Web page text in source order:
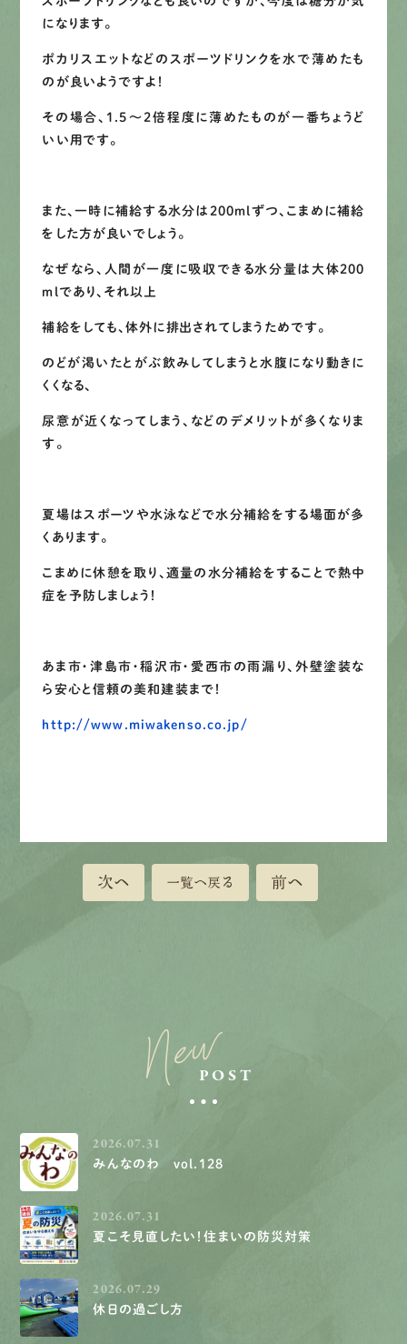
になります。
ポカリスエットなどのスポーツドリンクを水で薄めたも
のが良いようですよ！
その場合、1.5～2倍程度に薄めたものが一番ちょうど
いい用です。
また、一時に補給する水分は200ｍｌずつ、こまめに補給
をした方が良いでしょう。
なぜなら、人間が一度に吸収できる水分量は大体200
ｍｌであり、それ以上
補給をしても、体外に排出されてしまうためです。
のどが渇いたとがぶ飲みしてしまうと水腹になり動きに
くくなる、
尿意が近くなってしまう、などのデメリットが多くなりま
す。
夏場はスポーツや水泳などで水分補給をする場面が多
くあります。
こまめに休憩を取り、適量の水分補給をすることで熱中
症を予防しましょう！
あま市・津島市・稲沢市・愛西市の雨漏り、外壁塗装な
ら安心と信頼の美和建装まで！
http://www.miwakenso.co.jp/
次へ 一覧へ戻る 前へ
NewPOST
2026.07.31
みんなのわ vol.128
2026.07.31
夏こそ見直したい！住まいの防災対策
2026.07.29
休日の過ごし方